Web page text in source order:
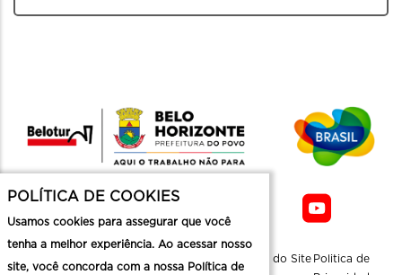
Mapa do Site Politica de
POLÍTICA DE COOKIES
Usamos cookies para assegurar que você
tenha a melhor experiência. Ao acessar nosso
site, você concorda com a nossa Política de